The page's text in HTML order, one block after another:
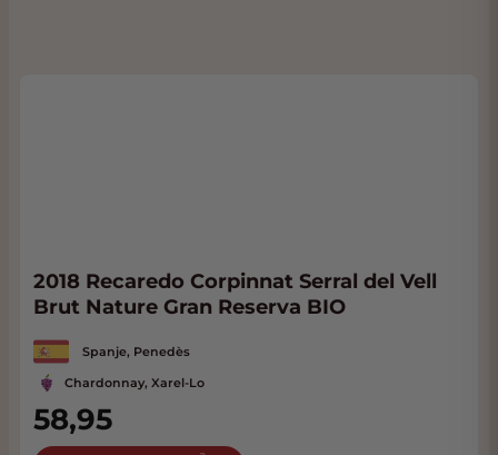
2018 Recaredo Corpinnat Serral del Vell
Brut Nature Gran Reserva BIO
Spanje, Penedès
Chardonnay, Xarel-Lo
58,95